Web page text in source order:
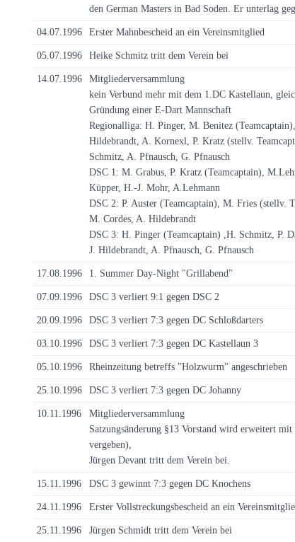
den German Masters in Bad Soden. Er unterlag
04.07.1996 Erster Mahnbescheid an ein Vereinsmitglied
05.07.1996 Heike Schmitz tritt dem Verein bei
14.07.1996
Mitgliederversammlung
kein Verbund mehr mit dem 1.DC Kastellaun,
Gründung einer E-Dart Mannschaft
Regionalliga: H. Pinger, M. Benitez
Hildebrandt, A. Kornexl, P. Kratz (stellv.
Schmitz, A. Pfnausch, G. Pfnausch
DSC 1: M. Grabus, P. Kratz (Teamcaptain),
Küpper, H.-J. Mohr, A.Lehmann
DSC 2: P. Auster (Teamcaptain), M. Fries (stellv.
M. Cordes, A. Hildebrandt
DSC 3: H. Pinger (Teamcaptain) ,H. Schmitz, P.
J. Hildebrandt, A. Pfnausch, G. Pfnausch
17.08.1996 1. Summer Day-Night "Grillabend"
07.09.1996 DSC 3 verliert 9:1 gegen DSC 2
20.09.1996 DSC 3 verliert 7:3 gegen DC Schloßdarters
03.10.1996 DSC 3 verliert 7:3 gegen DC Kastellaun 3
05.10.1996 Rheinzeitung betreffs "Holzwurm" angeschrieben
25.10.1996 DSC 3 verliert 7:3 gegen DC Johanny
10.11.1996
Mitgliederversammlung
Satzungsänderung §13 Vorstand wird erweitert
vergeben),
Jürgen Devant tritt dem Verein bei.
15.11.1996 DSC 3 gewinnt 7:3 gegen DC Knochens
24.11.1996 Erster Vollstreckungsbescheid an ein
25.11.1996 Jürgen Schmidt tritt dem Verein bei